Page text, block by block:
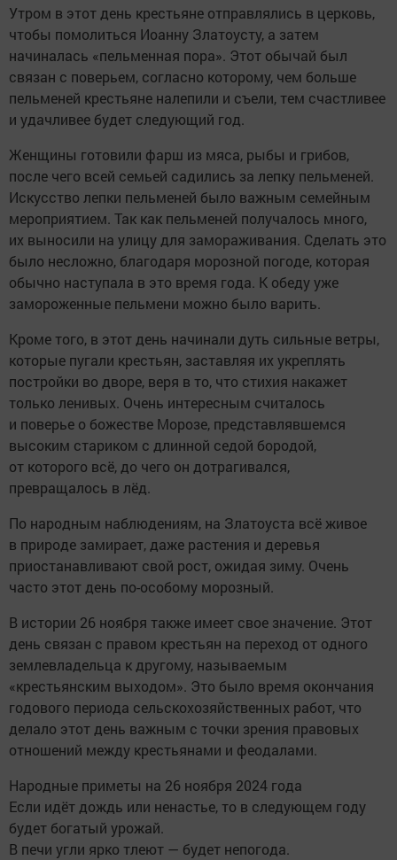
Утром в этот день крестьяне отправлялись в церковь,
чтобы помолиться Иоанну Златоусту, а затем
начиналась «пельменная пора». Этот обычай был
связан с поверьем, согласно которому, чем больше
пельменей крестьяне налепили и съели, тем счастливее
и удачливее будет следующий год.
Женщины готовили фарш из мяса, рыбы и грибов,
после чего всей семьей садились за лепку пельменей.
Искусство лепки пельменей было важным семейным
мероприятием. Так как пельменей получалось много,
их выносили на улицу для замораживания. Сделать это
было несложно, благодаря морозной погоде, которая
обычно наступала в это время года. К обеду уже
замороженные пельмени можно было варить.
Кроме того, в этот день начинали дуть сильные ветры,
которые пугали крестьян, заставляя их укреплять
постройки во дворе, веря в то, что стихия накажет
только ленивых. Очень интересным считалось
и поверье о божестве Морозе, представлявшемся
высоким стариком с длинной седой бородой,
от которого всё, до чего он дотрагивался,
превращалось в лёд.
По народным наблюдениям, на Златоуста всё живое
в природе замирает, даже растения и деревья
приостанавливают свой рост, ожидая зиму. Очень
часто этот день по-особому морозный.
В истории 26 ноября также имеет свое значение. Этот
день связан с правом крестьян на переход от одного
землевладельца к другому, называемым
«крестьянским выходом». Это было время окончания
годового периода сельскохозяйственных работ, что
делало этот день важным с точки зрения правовых
отношений между крестьянами и феодалами.
Народные приметы на 26 ноября 2024 года
Если идёт дождь или ненастье, то в следующем году
будет богатый урожай.
В печи угли ярко тлеют — будет непогода.